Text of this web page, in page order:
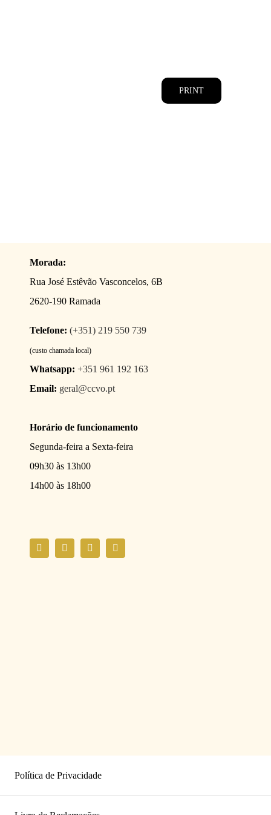
PRINT
Política de Privacidade
Morada:
Rua José Estêvão Vasconcelos, 6B
2620-190 Ramada
Telefone: (+351) 219 550 739
(custo chamada local)
Whatsapp: +351 961 192 163
Email: geral@ccvo.pt
Horário de funcionamento
Segunda-feira a Sexta-feira
09h30 às 13h00
14h00 às 18h00